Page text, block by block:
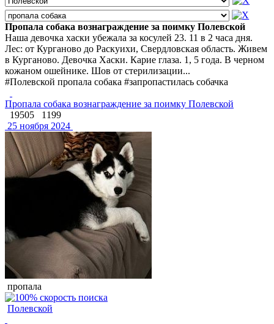
Пропала собака вознаграждение за поимку Полевской
Наша девочка хаски убежала за косулей 23. 11 в 2 часа дня.
Лес: от Курганово до Раскуихи, Свердловская область. Живем
в Курганово. Девочка Хаски. Карие глаза. 1, 5 года. В черном
кожаном ошейнике. Шов от стерилизации...
#Полевской пропала собака #запропастилась собачка
Пропала собака вознаграждение за поимку Полевской
19505
1199
25 ноября 2024
пропала
Полевской